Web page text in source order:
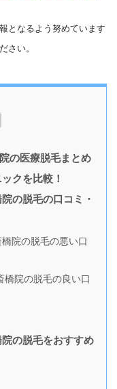
となるよう努めています
さい。
の医療脱毛まとめ
クを比較！
の脱毛の口コミ・
院の脱毛の悪い口
橋院の脱毛の良い口
の脱毛をおすすめ